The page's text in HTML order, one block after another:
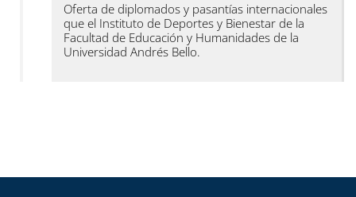
Oferta de diplomados y pasantías internacionales
que el Instituto de Deportes y Bienestar de la
Facultad de Educación y Humanidades de la
Universidad Andrés Bello.